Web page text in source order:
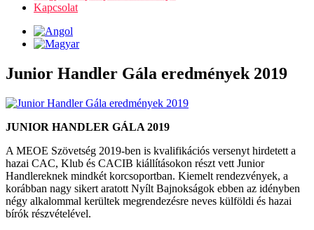
Kapcsolat
Junior Handler Gála eredmények 2019
JUNIOR HANDLER GÁLA 2019
A MEOE Szövetség 2019-ben is kvalifikációs versenyt hirdetett a
hazai CAC, Klub és CACIB kiállításokon részt vett Junior
Handlereknek mindkét korcsoportban. Kiemelt rendezvények, a
korábban nagy sikert aratott Nyílt Bajnokságok ebben az idényben
négy alkalommal kerültek megrendezésre neves külföldi és hazai
bírók részvételével.